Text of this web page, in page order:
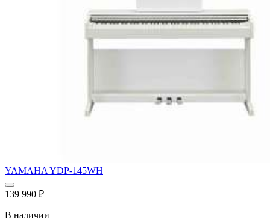
YAMAHA YDP-145WH
139 990 ₽
В наличии